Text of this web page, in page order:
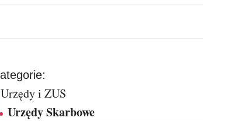
Urzędy i ZUS
Urzędy Skarbowe